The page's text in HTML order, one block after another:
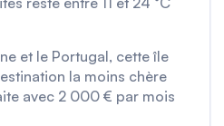
et le Portugal, cette île
la moins chère
avec 2 000 € par mois